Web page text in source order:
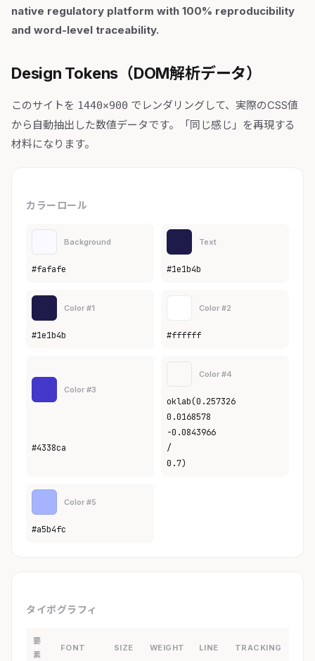
native regulatory platform with 100% reproducibility
and word-level traceability.
Design Tokens（DOM解析データ）
このサイトを 1440×900 でレンダリングして、実際のCSS値
から自動抽出した数値データです。「同じ感じ」を再現する
材料になります。
カラーロール
Background
#fafafe
Text
#1e1b4b
Color #1
#1e1b4b
Color #2
#ffffff
Color #3
#4338ca
Color #4
oklab(0.257326
0.0168578
-0.0843966
/
0.7)
Color #5
#a5b4fc
タイポグラフィ
要
素
FONT SIZE WEIGHT LINE TRACKING